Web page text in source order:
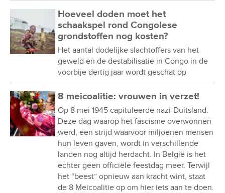
Hoeveel doden moet het
schaakspel rond Congolese
grondstoffen nog kosten?
Het aantal dodelijke slachtoffers van het
geweld en de destabilisatie in Congo in de
voorbije dertig jaar wordt geschat op
8 meicoalitie: vrouwen in verzet!
Op 8 mei 1945 capituleerde nazi-Duitsland.
Deze dag waarop het fascisme overwonnen
werd, een strijd waarvoor miljoenen mensen
hun leven gaven, wordt in verschillende
landen nog altijd herdacht. In België is het
echter geen officiële feestdag meer. Terwijl
het “beest” opnieuw aan kracht wint, staat
de 8 Meicoalitie op om hier iets aan te doen.